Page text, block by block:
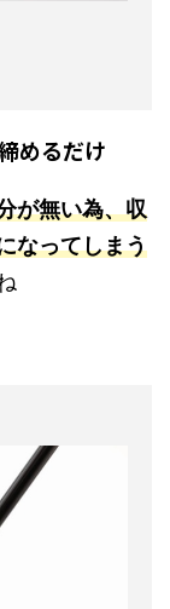
めるだけ
が無い為、収
なってしまう